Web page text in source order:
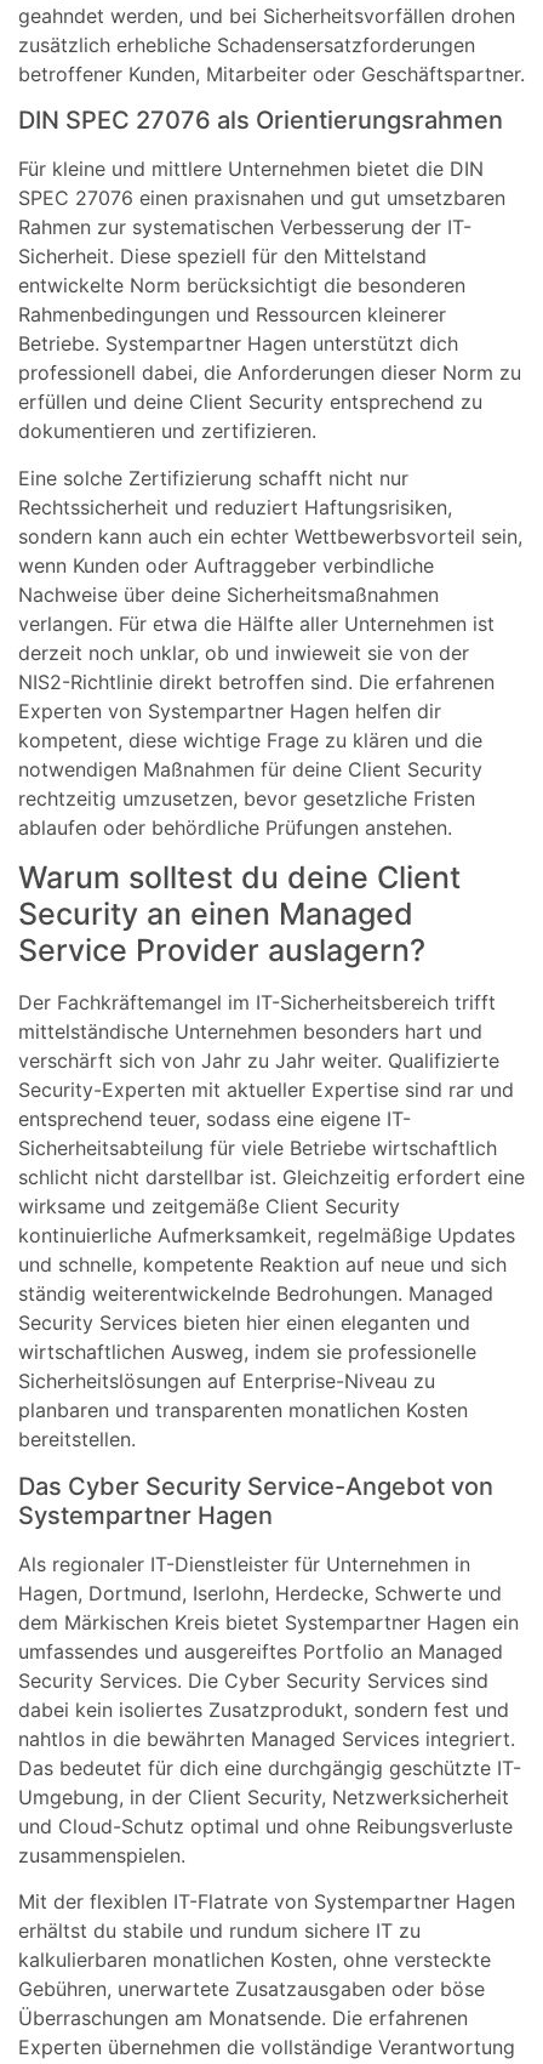
geahndet werden, und bei Sicherheitsvorfällen drohen
zusätzlich erhebliche Schadensersatzforderungen
betroffener Kunden, Mitarbeiter oder Geschäftspartner.
DIN SPEC 27076 als Orientierungsrahmen
Für kleine und mittlere Unternehmen bietet die DIN
SPEC 27076 einen praxisnahen und gut umsetzbaren
Rahmen zur systematischen Verbesserung der IT-
Sicherheit. Diese speziell für den Mittelstand
entwickelte Norm berücksichtigt die besonderen
Rahmenbedingungen und Ressourcen kleinerer
Betriebe. Systempartner Hagen unterstützt dich
professionell dabei, die Anforderungen dieser Norm zu
erfüllen und deine Client Security entsprechend zu
dokumentieren und zertifizieren.
Eine solche Zertifizierung schafft nicht nur
Rechtssicherheit und reduziert Haftungsrisiken,
sondern kann auch ein echter Wettbewerbsvorteil sein,
wenn Kunden oder Auftraggeber verbindliche
Nachweise über deine Sicherheitsmaßnahmen
verlangen. Für etwa die Hälfte aller Unternehmen ist
derzeit noch unklar, ob und inwieweit sie von der
NIS2-Richtlinie direkt betroffen sind. Die erfahrenen
Experten von Systempartner Hagen helfen dir
kompetent, diese wichtige Frage zu klären und die
notwendigen Maßnahmen für deine Client Security
rechtzeitig umzusetzen, bevor gesetzliche Fristen
ablaufen oder behördliche Prüfungen anstehen.
Warum solltest du deine Client
Security an einen Managed
Service Provider auslagern?
Der Fachkräftemangel im IT-Sicherheitsbereich trifft
mittelständische Unternehmen besonders hart und
verschärft sich von Jahr zu Jahr weiter. Qualifizierte
Security-Experten mit aktueller Expertise sind rar und
entsprechend teuer, sodass eine eigene IT-
Sicherheitsabteilung für viele Betriebe wirtschaftlich
schlicht nicht darstellbar ist. Gleichzeitig erfordert eine
wirksame und zeitgemäße Client Security
kontinuierliche Aufmerksamkeit, regelmäßige Updates
und schnelle, kompetente Reaktion auf neue und sich
ständig weiterentwickelnde Bedrohungen. Managed
Security Services bieten hier einen eleganten und
wirtschaftlichen Ausweg, indem sie professionelle
Sicherheitslösungen auf Enterprise-Niveau zu
planbaren und transparenten monatlichen Kosten
bereitstellen.
Das Cyber Security Service-Angebot von
Systempartner Hagen
Als regionaler IT-Dienstleister für Unternehmen in
Hagen, Dortmund, Iserlohn, Herdecke, Schwerte und
dem Märkischen Kreis bietet Systempartner Hagen ein
umfassendes und ausgereiftes Portfolio an Managed
Security Services. Die Cyber Security Services sind
dabei kein isoliertes Zusatzprodukt, sondern fest und
nahtlos in die bewährten Managed Services integriert.
Das bedeutet für dich eine durchgängig geschützte IT-
Umgebung, in der Client Security, Netzwerksicherheit
und Cloud-Schutz optimal und ohne Reibungsverluste
zusammenspielen.
Mit der flexiblen IT-Flatrate von Systempartner Hagen
erhältst du stabile und rundum sichere IT zu
kalkulierbaren monatlichen Kosten, ohne versteckte
Gebühren, unerwartete Zusatzausgaben oder böse
Überraschungen am Monatsende. Die erfahrenen
Experten übernehmen die vollständige Verantwortung